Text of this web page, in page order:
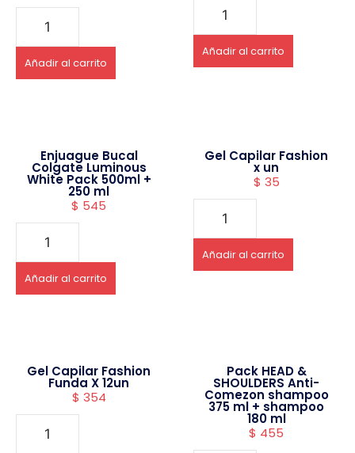
Añadir al carrito
Añadir al carrito
Enjuague Bucal
Colgate Luminous
White Pack 500ml +
250 ml
$ 545
Añadir al carrito
Gel Capilar Fashion
x un
$ 35
Añadir al carrito
Gel Capilar Fashion
Funda X 12un
$ 354
Pack HEAD &
SHOULDERS Anti-
Comezon shampoo
375 ml + shampoo
180 ml
$ 455